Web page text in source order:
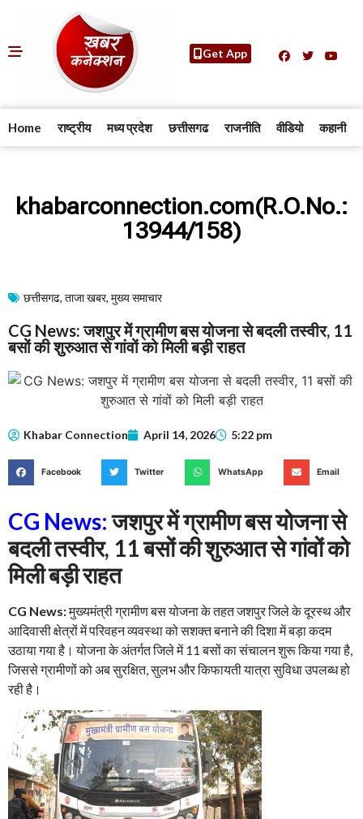
Get App
Home राष्ट्रीय मध्य प्रदेश छत्तीसगढ राजनीति वीडियो कहानी
khabarconnection.com(R.O.No.:
13944/158)
छत्तीसगढ, ताजा खबर, मुख्य समाचार​
CG News: जशपुर में ग्रामीण बस योजना से बदली तस्वीर, 11
बसों की शुरुआत से गांवों को मिली बड़ी राहत
Khabar Connection April 14, 2026 5:22 pm
Facebook Twitter WhatsApp Email
CG News:जशपुर में ग्रामीण बस योजना से
बदली तस्वीर, 11 बसों की शुरुआत से गांवों को
मिली बड़ी राहत
CG News:मुख्यमंत्री ग्रामीण बस योजना के तहत जशपुर जिले के दूरस्थ और
आदिवासी क्षेत्रों में परिवहन व्यवस्था को सशक्त बनाने की दिशा में बड़ा कदम
उठाया गया है। योजना के अंतर्गत जिले में 11 बसों का संचालन शुरू किया गया है,
जिससे ग्रामीणों को अब सुरक्षित, सुलभ और किफायती यात्रा सुविधा उपलब्ध हो
रही है।